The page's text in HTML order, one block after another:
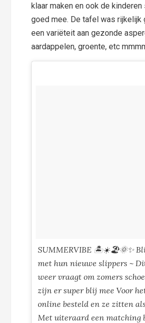
klaar maken en ook de
goed mee. De tafel was rijkelijk
een variëteit aan gezonde
aardappelen, groente, etc
SUMMERVIBE 🏝☀🏖🌞✨
met hun nieuwe slippers ~
weer vraagt om zomers
zijn er super blij mee Voor
online besteld en ze zitten
Met uiteraard een matching